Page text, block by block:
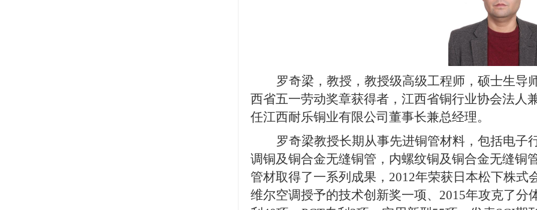
罗奇梁， 教授，教授级高级工程师，硕士生导
西省五一劳动奖章获得者，江西省铜行业协会法人
任江西耐乐铜业有限公司董事长兼总经理。
罗奇梁教授长期从事先进铜管材料，包括电子
调铜及铜合金无缝铜管，内螺纹铜及铜合金无缝铜
管材取得了一系列成果，2012年荣获日本松下株式
维尔空调授予的技术创新奖一项、2015年攻克了分